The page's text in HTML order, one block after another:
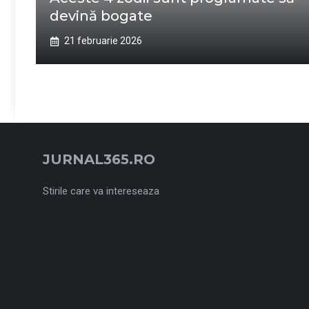
devină bogate
21 februarie 2026
JURNAL365.RO
Stirile care va intereseaza